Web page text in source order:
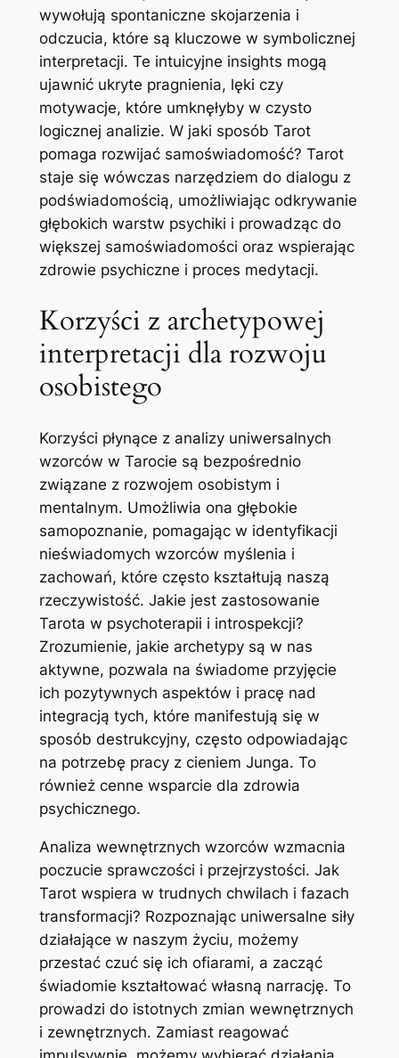
wywołują spontaniczne skojarzenia i
odczucia, które są kluczowe w symbolicznej
interpretacji. Te intuicyjne insights mogą
ujawnić ukryte pragnienia, lęki czy
motywacje, które umknęłyby w czysto
logicznej analizie. W jaki sposób Tarot
pomaga rozwijać samoświadomość? Tarot
staje się wówczas narzędziem do dialogu z
podświadomością, umożliwiając odkrywanie
głębokich warstw psychiki i prowadząc do
większej samoświadomości oraz wspierając
zdrowie psychiczne i proces medytacji.
Korzyści z archetypowej
interpretacji dla rozwoju
osobistego
Korzyści płynące z analizy uniwersalnych
wzorców w Tarocie są bezpośrednio
związane z rozwojem osobistym i
mentalnym. Umożliwia ona głębokie
samopoznanie, pomagając w identyfikacji
nieświadomych wzorców myślenia i
zachowań, które często kształtują naszą
rzeczywistość. Jakie jest zastosowanie
Tarota w psychoterapii i introspekcji?
Zrozumienie, jakie archetypy są w nas
aktywne, pozwala na świadome przyjęcie
ich pozytywnych aspektów i pracę nad
integracją tych, które manifestują się w
sposób destrukcyjny, często odpowiadając
na potrzebę pracy z cieniem Junga. To
również cenne wsparcie dla zdrowia
psychicznego.
Analiza wewnętrznych wzorców wzmacnia
poczucie sprawczości i przejrzystości. Jak
Tarot wspiera w trudnych chwilach i fazach
transformacji? Rozpoznając uniwersalne siły
działające w naszym życiu, możemy
przestać czuć się ich ofiarami, a zacząć
świadomie kształtować własną narrację. To
prowadzi do istotnych zmian wewnętrznych
i zewnętrznych. Zamiast reagować